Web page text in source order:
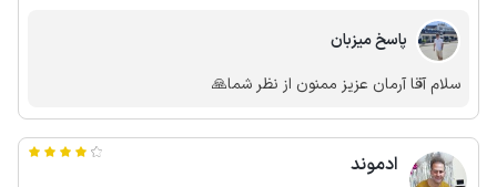
پاسخ میزبان
سلام آقا آرمان عزیز ممنون از نظر شما🙏
ادموند